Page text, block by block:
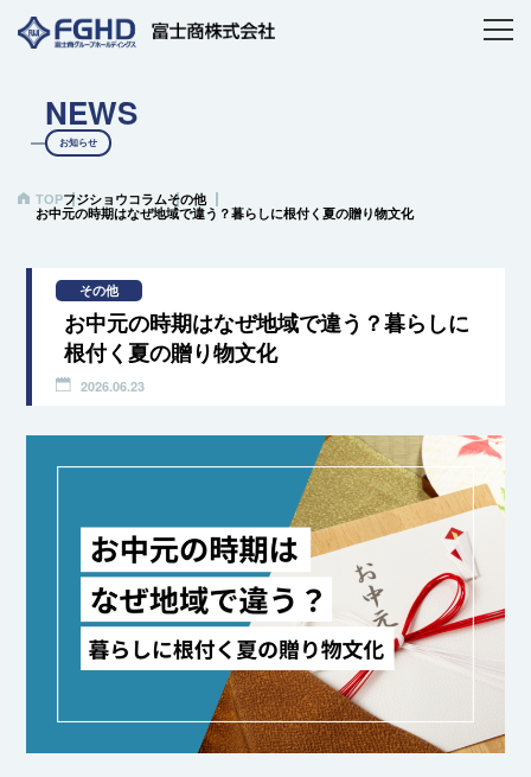
NEWS
お知らせ
TOPフジショウコラムその他
お中元の時期はなぜ地域で違う？暮らしに根付く夏の贈り物文化
その他
お中元の時期はなぜ地域で違う？暮らしに
根付く夏の贈り物文化
2026.06.23